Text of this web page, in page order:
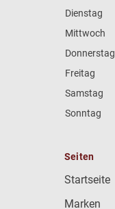
Dienstag
Mittwoch
Donnerstag
Freitag
Samstag
Sonntag
Seiten
Startseite
Marken